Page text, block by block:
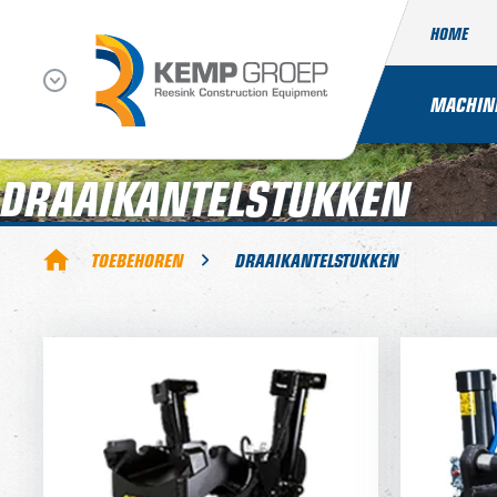
HOME
DRAAIKANTELSTUKKEN
TOEBEHOREN DRAAIKANTELSTUKKEN